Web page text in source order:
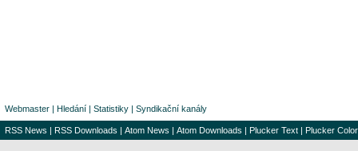
Webmaster | Hledání | Statistiky | Syndikační kanály
RSS News | RSS Downloads | Atom News | Atom Downloads | Plucker Text | Plucker Color